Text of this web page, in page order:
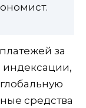
за
средства